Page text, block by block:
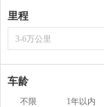
里程
3-6万公里
车龄
不限 1年以内